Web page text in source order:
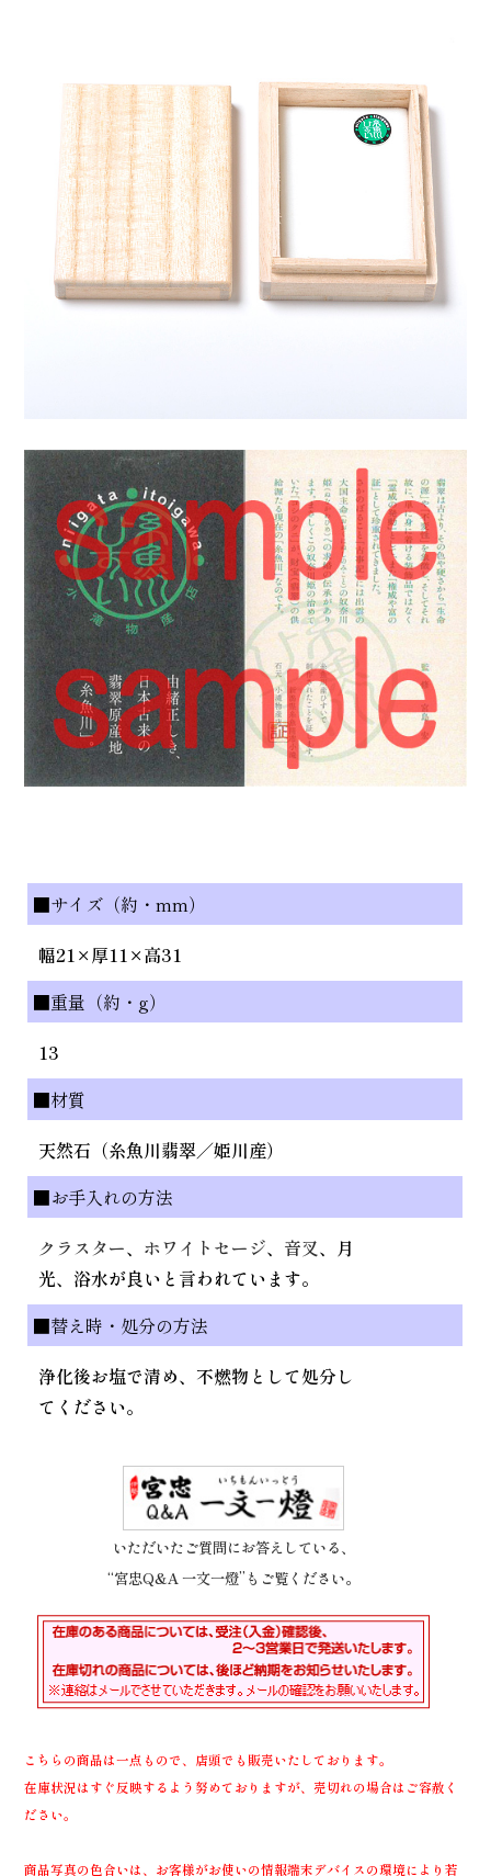
■サイズ（約・mm）
幅21×厚11×高31
■重量（約・g）
13
■材質
天然石（糸魚川翡翠／姫川産）
■お手入れの方法
クラスター、 ホワイトセージ、 音叉、月
光、浴水が良いと言われています。
■替え時・処分の方法
浄化後お塩で清め、不燃物として処分し
てください。
いただいたご質問にお答えしている、
“宮忠Q&A 一文一燈”もご覧ください。
こちらの商品は一点もので、店頭でも販売いたしております。
在庫状況はすぐ反映するよう努めておりますが、売切れの場合はご容赦く
ださい。
商品写真の色合いは、お客様がお使いの情報端末デバイスの環境により若